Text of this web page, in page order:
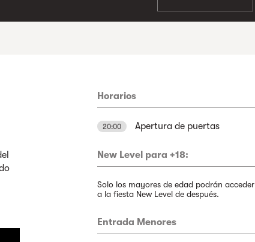
Horarios
20:00 Apertura de puertas
New Level para +18:
Solo los mayores de edad podrán acceder
a la fiesta New Level de después.
Entrada Menores